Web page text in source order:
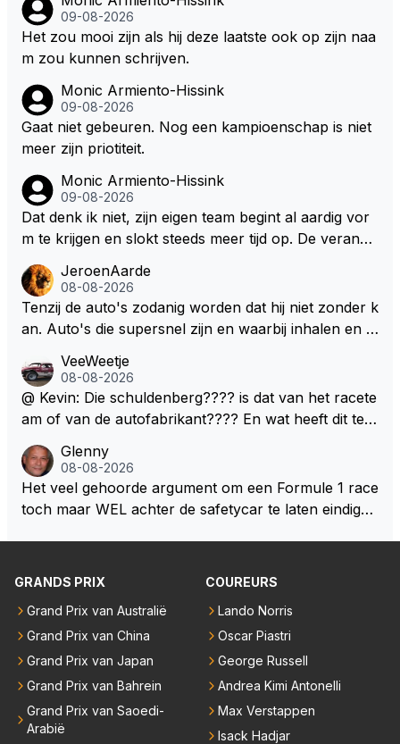
09-08-2026
Het zou mooi zijn als hij deze laatste ook op zijn naa
m zou kunnen schrijven.
Monic Armiento-Hissink
09-08-2026
Gaat niet gebeuren. Nog een kampioenschap is niet
meer zijn priotiteit.
Monic Armiento-Hissink
09-08-2026
Dat denk ik niet, zijn eigen team begint al aardig vor
m te krijgen en slokt steeds meer tijd op. De verande
en zullen ben ik bang niet het gewenste effect hebb
en. Mocht het wel zo zijn dan zal het 3 jaar zijn, hoo
guit 5 jaar maar echt niet langer. Vergeet niet, hij hee
em meer plezier gebracht dan de F1 op dit moment.
JeroenAarde
08-08-2026
Tenzij de auto's zodanig worden dat hij niet zonder k
an. Auto's die supersnel zijn en waarbij inhalen en v
ronkende motoren en op de grenzen rijden van de
mogelijkheden. Het ouderwetse racen waarbij de ma
nnen en jongens verdeeld worden. Als deze auto's g
uden dan dat hij op dit moment beweerd. Dan kan hij
zijn talenten en uitzonderlijke klasse laten zien en he
eft daar enorm veel lol aan.
VeeWeetje
08-08-2026
@ Kevin: Die schuldenberg???? is dat van het racete
am of van de autofabrikant???? En wat heeft dit te
ert nu de spindoctor van newey geworden?? Eerlijk
gezegd snap ik de de kop én het artikel niet echt.
Glenny
08-08-2026
Het veel gehoorde argument om een Formule 1 race
toch maar WEL achter de safetycar te laten eindigen
rijden de teams met tot op de liter afgemeten peut...
GRANDS PRIX
Grand Prix van Australië
Grand Prix van China
Grand Prix van Japan
Grand Prix van Bahrein
Grand Prix van Saoedi-
Arabië
COUREURS
Lando Norris
Oscar Piastri
George Russell
Andrea Kimi Antonelli
Max Verstappen
Isack Hadjar